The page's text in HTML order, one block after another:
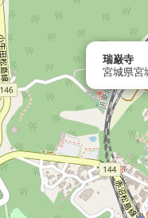
瑞巌寺
宮城県宮